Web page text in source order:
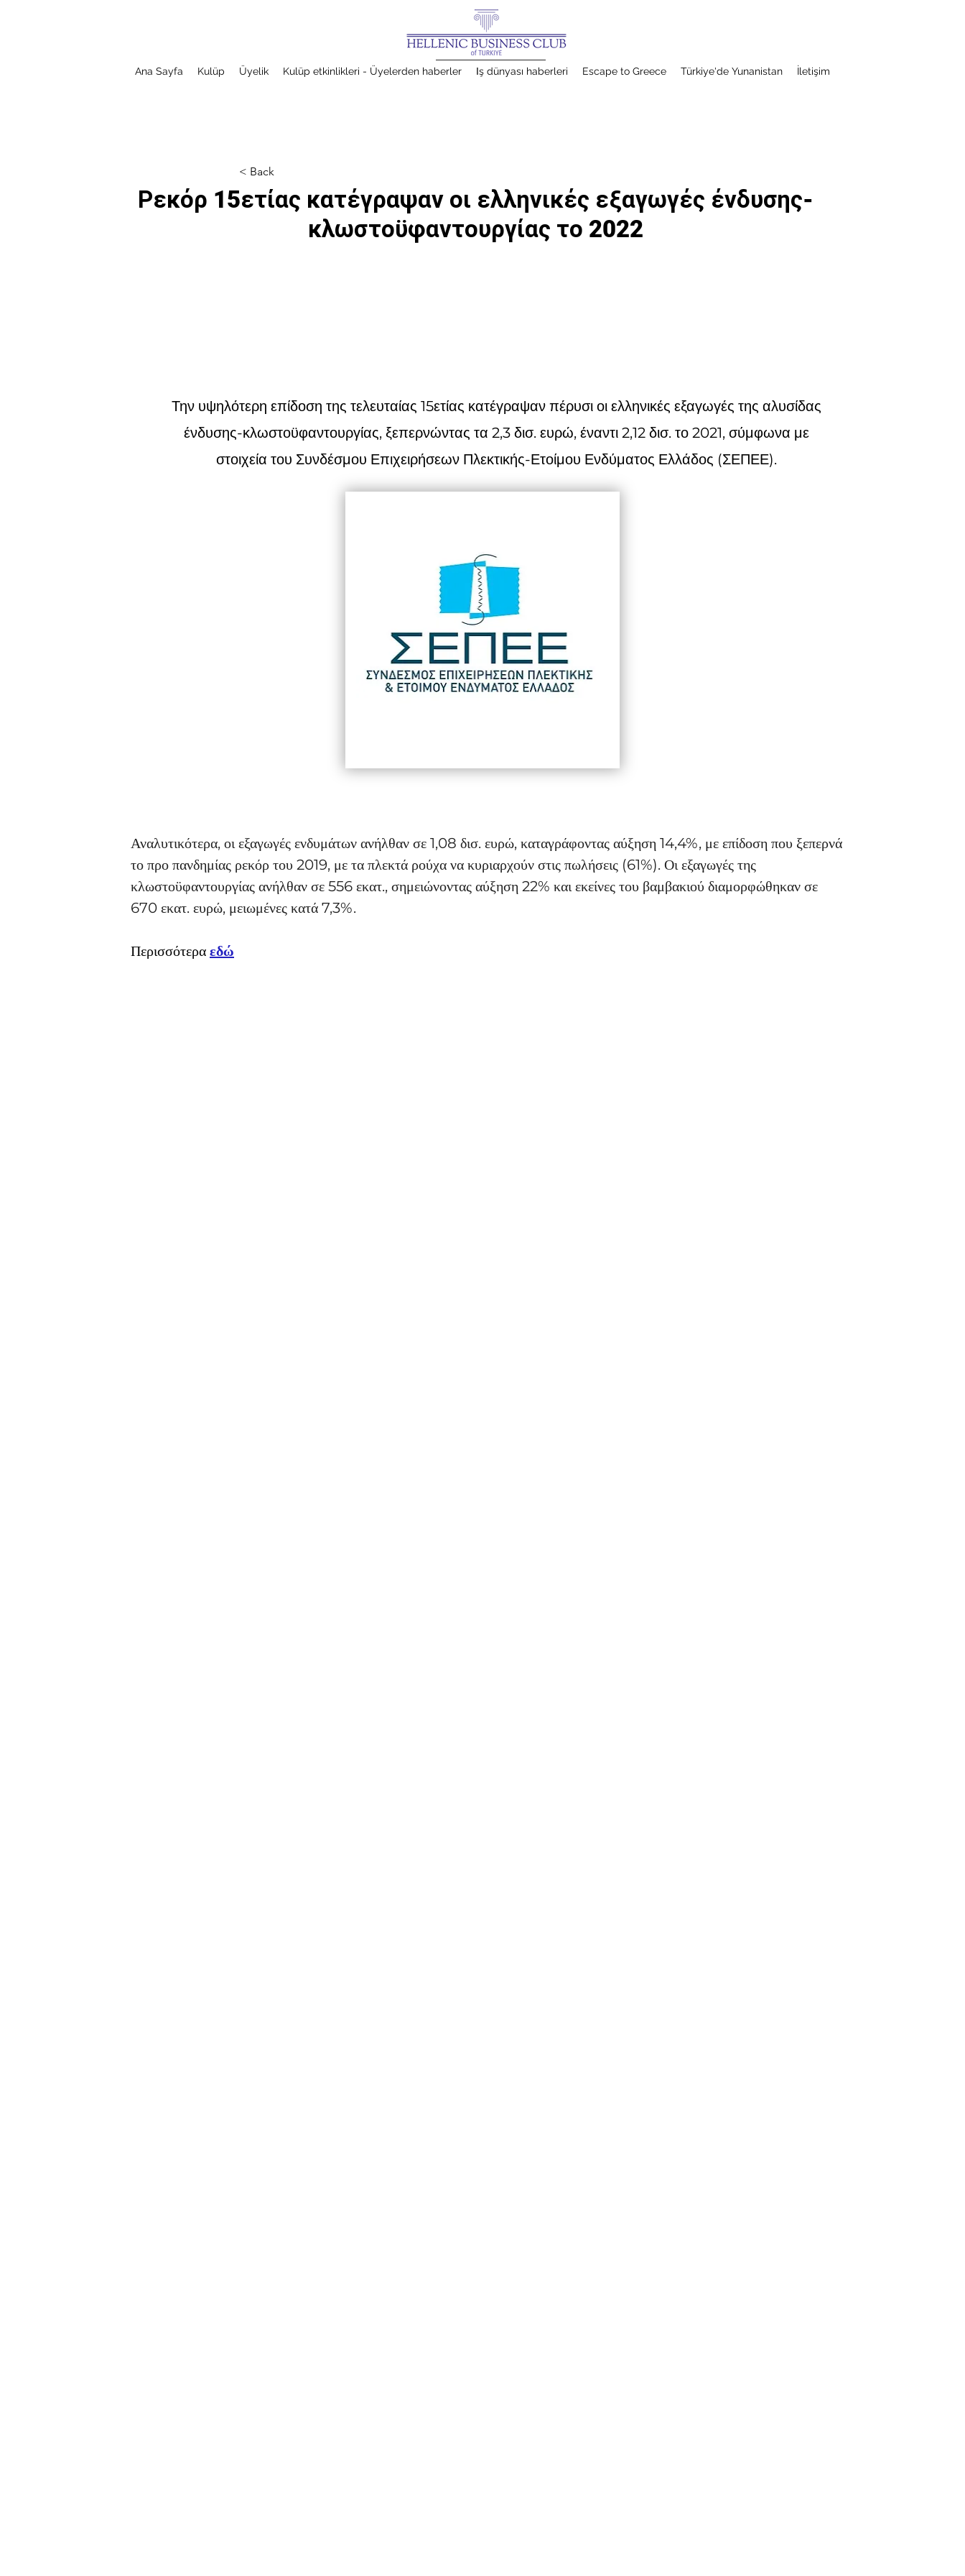
Ana Sayfa Kulüp Üyelik Kulüp etkinlikleri - Üyelerden haberler Ιş dünyası haberleri Escape to Greece ​Türkiye'de Yunanistan İletişim
< Back
Ρεκόρ 15ετίας κατέγραψαν οι ελληνικές εξαγωγές ένδυσης-
κλωστοϋφαντουργίας το 2022
Την υψηλότερη επίδοση της τελευταίας 15ετίας κατέγραψαν πέρυσι οι ελληνικές εξαγωγές της αλυσίδας
ένδυσης-κλωστοϋφαντουργίας, ξεπερνώντας τα 2,3 δισ. ευρώ, έναντι 2,12 δισ. το 2021, σύμφωνα με
στοιχεία του Συνδέσμου Επιχειρήσεων Πλεκτικής-Ετοίμου Ενδύματος Ελλάδος (ΣΕΠΕΕ).
Αναλυτικότερα, οι εξαγωγές ενδυμάτων ανήλθαν σε 1,08 δισ. ευρώ, καταγράφοντας αύξηση 14,4%, με επίδοση που ξεπερνά
το προ πανδημίας ρεκόρ του 2019, με τα πλεκτά ρούχα να κυριαρχούν στις πωλήσεις (61%). Οι εξαγωγές της
κλωστοϋφαντουργίας ανήλθαν σε 556 εκατ., σημειώνοντας αύξηση 22% και εκείνες του βαμβακιού διαμορφώθηκαν σε
670 εκατ. ευρώ, μειωμένες κατά 7,3%.
Περισσότερα εδώ